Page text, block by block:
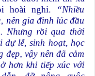
hoài nghi.
“Nhiều
nên gia đình lúc đầu
Nhưng rồi qua thời
dự lễ, sinh hoạt, học
đẹp, vậy nên đã cảm
hơn khi tiếp xúc với